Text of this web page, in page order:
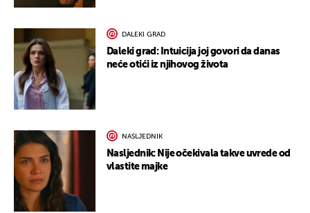
DALEKI GRAD
Daleki grad: Intuicija joj govori da danas
neće otići iz njihovog života
NASLJEDNIK
Nasljednik: Nije očekivala takve uvrede od
vlastite majke